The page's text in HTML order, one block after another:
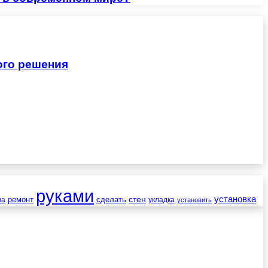
решения
ремонт руками сделать стен укладка установить установка